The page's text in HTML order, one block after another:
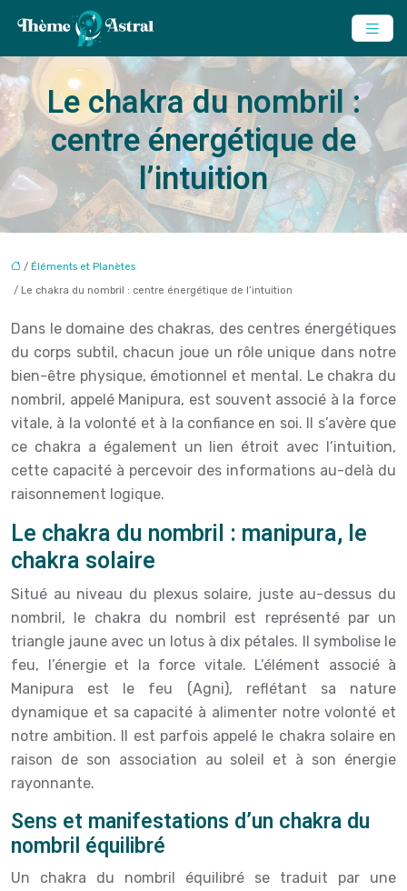
Le chakra du nombril :
centre énergétique de
l’intuition
/ Éléments et Planètes
/ Le chakra du nombril : centre énergétique de l’intuition
Dans le domaine des chakras, des centres énergétiques
du corps subtil, chacun joue un rôle unique dans notre
bien-être physique, émotionnel et mental. Le chakra du
nombril, appelé Manipura, est souvent associé à la force
vitale, à la volonté et à la confiance en soi. Il s’avère que
ce chakra a également un lien étroit avec l’intuition,
cette capacité à percevoir des informations au-delà du
raisonnement logique.
Le chakra du nombril : manipura, le
chakra solaire
Situé au niveau du plexus solaire, juste au-dessus du
nombril, le chakra du nombril est représenté par un
triangle jaune avec un lotus à dix pétales. Il symbolise le
feu, l’énergie et la force vitale. L’élément associé à
Manipura est le feu (Agni), reflétant sa nature
dynamique et sa capacité à alimenter notre volonté et
notre ambition. Il est parfois appelé le chakra solaire en
raison de son association au soleil et à son énergie
rayonnante.
Sens et manifestations d’un chakra du
nombril équilibré
Un chakra du nombril équilibré se traduit par une